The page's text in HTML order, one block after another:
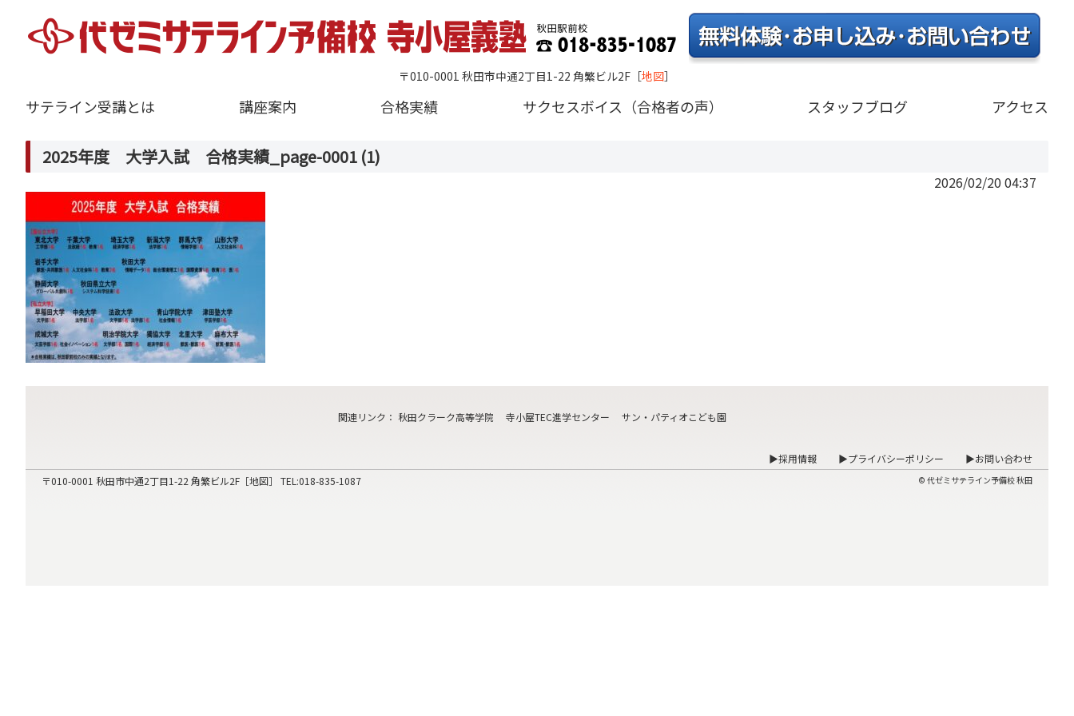
〒010-0001 秋田市中通2丁目1-22 角繁ビル2F ［地図］
サテライン受講とは 講座案内 合格実績 サクセスボイス（合格者の声） スタッフブログ アクセス
2025年度 大学入試 合格実績_page-0001 (1)
2026/02/20 04:37
関連リンク ： 秋田クラーク高等学院 寺小屋TEC進学センター サン・パティオこども園
▶採用情報 ▶プライバシーポリシー
▶お問い合わせ
〒010-0001 秋田市中通2丁目1-22 角繁ビル2F［地図］ TEL:018-835-1087 © 代ゼミサテライン予備校 秋田